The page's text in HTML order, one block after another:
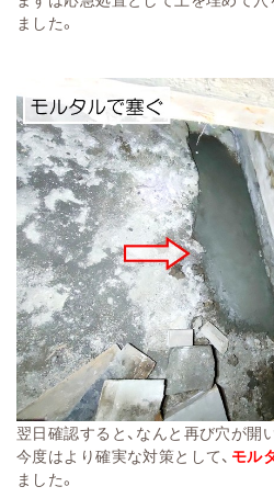
ました。
翌日確認すると、なんと再び穴が開
今度はより確実な対策として、 モル
ました。